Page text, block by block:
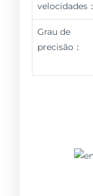
velocidades：
Grau de
precisão：